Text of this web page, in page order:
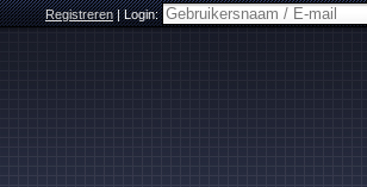
Registreren|Login: